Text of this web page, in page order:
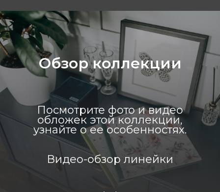
Обзор коллекции
Посмотрите фото и видео
обложек этой коллекции,
узнайте о ее особенностях.
Видео-обзор линейки